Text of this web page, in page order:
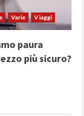
Varie Viaggi
paura
più sicuro?